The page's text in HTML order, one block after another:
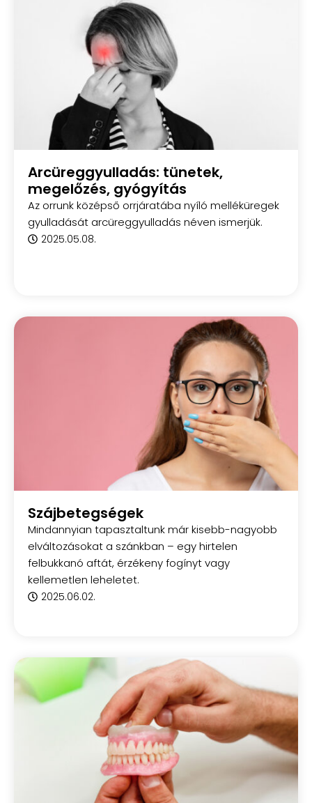
Arcüreggyulladás: tünetek,
megelőzés, gyógyítás
Az orrunk középső orrjáratába nyíló melléküregek
gyulladását arcüreggyulladás néven ismerjük.
2025.05.08.
Szájbetegségek
Mindannyian tapasztaltunk már kisebb-nagyobb
elváltozásokat a szánkban – egy hirtelen
felbukkanó aftát, érzékeny fogínyt vagy
kellemetlen leheletet.
2025.06.02.